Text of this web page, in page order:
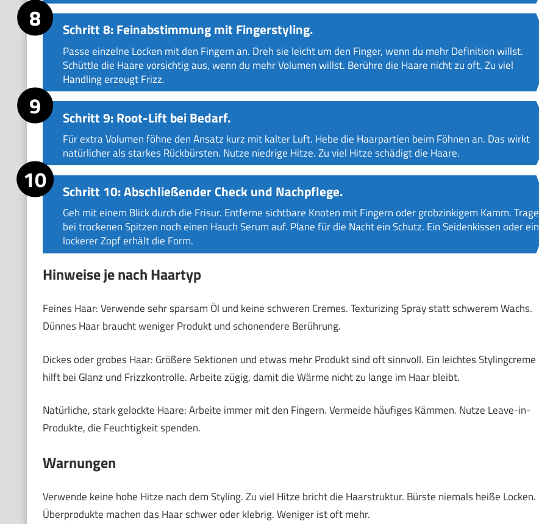
Schritt 8: Feinabstimmung mit Fingerstyling.
Passe einzelne Locken mit den Fingern an. Dreh sie leicht um den Finger, wenn du mehr Definition willst.
Schüttle die Haare vorsichtig aus, wenn du mehr Volumen willst. Berühre die Haare nicht zu oft. Zu viel
Handling erzeugt Frizz.
Schritt 9: Root-Lift bei Bedarf.
Für extra Volumen föhne den Ansatz kurz mit kalter Luft. Hebe die Haarpartien beim Föhnen an. Das wirkt
natürlicher als starkes Rückbürsten. Nutze niedrige Hitze. Zu viel Hitze schädigt die Haare.
Schritt 10: Abschließender Check und Nachpflege.
Geh mit einem Blick durch die Frisur. Entferne sichtbare Knoten mit Fingern oder grobzinkigem Kamm. Trage
bei trockenen Spitzen noch einen Hauch Serum auf. Plane für die Nacht ein Schutz. Ein Seidenkissen oder ein
lockerer Zopf erhält die Form.
Hinweise je nach Haartyp
Feines Haar: Verwende sehr sparsam Öl und keine schweren Cremes. Texturizing Spray statt schwerem Wachs.
Dünnes Haar braucht weniger Produkt und schonendere Berührung.
Dickes oder grobes Haar: Größere Sektionen und etwas mehr Produkt sind oft sinnvoll. Ein leichtes Stylingcreme
hilft bei Glanz und Frizzkontrolle. Arbeite zügig, damit die Wärme nicht zu lange im Haar bleibt.
Natürliche, stark gelockte Haare: Arbeite immer mit den Fingern. Vermeide häufiges Kämmen. Nutze Leave-in-
Produkte, die Feuchtigkeit spenden.
Warnungen
Verwende keine hohe Hitze nach dem Styling. Zu viel Hitze bricht die Haarstruktur. Bürste niemals heiße Locken.
Überprodukte machen das Haar schwer oder klebrig. Weniger ist oft mehr.